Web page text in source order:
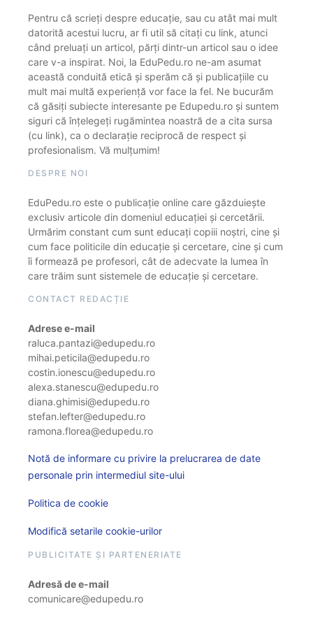
Pentru că scrieți despre educație, sau cu atât mai mult
datorită acestui lucru, ar fi util să citați cu link, atunci
când preluați un articol, părți dintr-un articol sau o idee
care v-a inspirat. Noi, la EduPedu.ro ne-am asumat
această conduită etică și sperăm că și publicațiile cu
mult mai multă experiență vor face la fel. Ne bucurăm
că găsiți subiecte interesante pe Edupedu.ro și suntem
siguri că înțelegeți rugămintea noastră de a cita sursa
(cu link), ca o declarație reciprocă de respect și
profesionalism. Vă mulțumim!
DESPRE NOI
EduPedu.ro este o publicație online care găzduiește
exclusiv articole din domeniul educației și cercetării.
Urmărim constant cum sunt educați copiii noștri, cine și
cum face politicile din educație și cercetare, cine și cum
îi formează pe profesori, cât de adecvate la lumea în
care trăim sunt sistemele de educație și cercetare.
CONTACT REDACȚIE
Adrese e-mail
raluca.pantazi@edupedu.ro
mihai.peticila@edupedu.ro
costin.ionescu@edupedu.ro
alexa.stanescu@edupedu.ro
diana.ghimisi@edupedu.ro
stefan.lefter@edupedu.ro
ramona.florea@edupedu.ro
Notă de informare cu privire la prelucrarea de date
personale prin intermediul site-ului
Politica de cookie
Modifică setarile cookie-urilor
PUBLICITATE ȘI PARTENERIATE
Adresă de e-mail
comunicare@edupedu.ro